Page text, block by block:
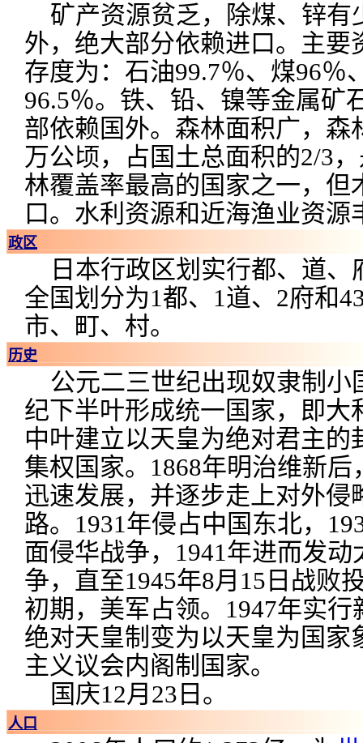
矿产资源贫乏，除煤、锌有
外，绝大部分依赖进口。主要
存度为：石油99.7％、煤96％
96.5％。铁、铅、镍等金属矿
部依赖国外。森林面积广，森
万公顷，占国土总面积的2/3
林覆盖率最高的国家之一，但
口。水利资源和近海渔业资源
政区
日本行政区划实行都、道、
全国划分为1都、1道、2府和
市、町、村。
历史
公元二三世纪出现奴隶制小
纪下半叶形成统一国家，即大
中叶建立以天皇为绝对君主的
集权国家。1868年明治维新后
迅速发展，并逐步走上对外侵
路。1931年侵占中国东北，
面侵华战争，1941年进而发动
争，直至1945年8月15日战败
初期，美军占领。1947年实行
绝对天皇制变为以天皇为国家
主义议会内阁制国家。
国庆12月23日。
人口